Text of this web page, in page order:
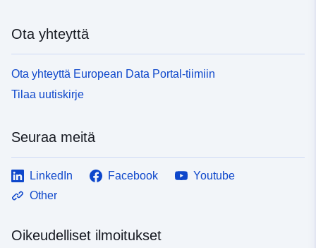
Ota yhteyttä
Ota yhteyttä European Data Portal-tiimiin
Tilaa uutiskirje
Seuraa meitä
LinkedIn Facebook
Youtube
Other
Oikeudelliset ilmoitukset